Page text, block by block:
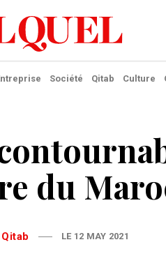
Société Qitab Culture
du
Qitab LE 12 MAY 2021